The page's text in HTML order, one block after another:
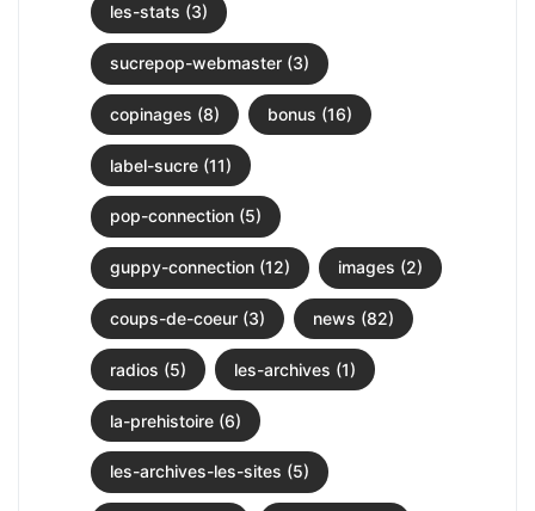
les-stats (3)
sucrepop-webmaster (3)
copinages (8) bonus (16)
label-sucre (11)
pop-connection (5)
guppy-connection (12) images (2)
coups-de-coeur (3) news (82)
radios (5) les-archives (1)
la-prehistoire (6)
les-archives-les-sites (5)